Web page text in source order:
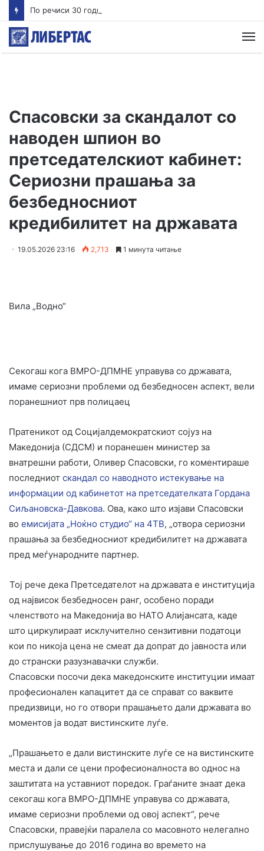
Спасовски за скандалот со
наводен шпион во
претседателскиот кабинет:
Сериозни прашања за
безбедносниот
кредибилитет на државата
19.05.2026 23:16 2,713 1 минута читање
Вила „Водно“
Секогаш кога ВМРО-ДПМНЕ управува со државата,
имаме сериозни проблеми од безбедносен аспект, вели
поранешниот прв полицаец
Пратеникот од Социјалдемократскиот сојуз на
Македонија (СДСМ) и поранешен министер за
внатрешни работи, Оливер Спасовски, го коментираше
последниот скандал со наводното истекување на
информации од кабинетот на претседателката Гордана
Сиљановска-Давкова. Ова, како што изјави Спасовски
во емисијата „Ноќно студио“ на 4ТВ, „отвора сериозни
прашања за безбедносниот кредибилитет на државата
пред меѓународните партнер.
Тој рече дека Претседателот на државата е институција
од највисок безбедносен ранг, особено поради
членството на Македонија во НАТО Алијансата, каде
што циркулираат исклучително сензитивни податоци
кои по никоја цена не смеат да допрат до јавноста или
до странски разузнавачки служби.
Спасовски посочи дека македонските институции имаат
професионален капацитет да се справат со ваквите
предизвици, но го отвори прашањето дали државата во
моментов ја водат вистинските луѓе.
„Прашањето е дали вистинските луѓе се на вистинските
места и дали се цени професионалноста во однос на
заштитата на уставниот поредок. Граѓаните знаат дека
секогаш кога ВМРО-ДПМНЕ управува со државата,
имаме сериозни проблеми од овој аспект“, рече
Спасовски, правејќи паралела со масовното нелегално
прислушување до 2016 година во времето на